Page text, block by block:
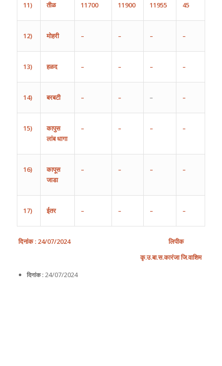
11) तीळ 11700 11900 11955 45
12) मोहरी – – – –
13) हळद – – – –
14) बरबटी – – – –
15)
कापुस
लांबधागा
– – – –
16)
कापूस
जाडा
– – – –
17) ईतर – – – –
दिनांक : 24/07/2024
लिपीक
कृ.उ.बा.स.कारंजाजि.वाशिम
दिनांक : 24/07/2024